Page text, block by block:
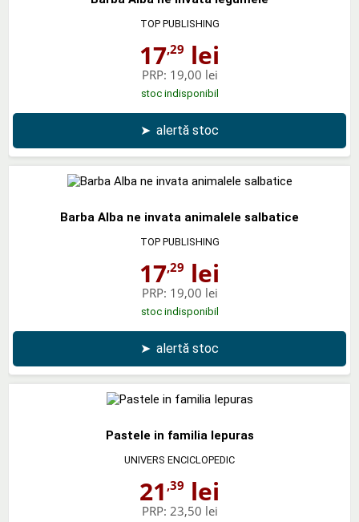
TOP PUBLISHING
17,29 lei
PRP: 19,00 lei
stoc indisponibil
➤ alertă stoc
Barba Alba ne invata animalele salbatice
TOP PUBLISHING
17,29 lei
PRP: 19,00 lei
stoc indisponibil
➤ alertă stoc
Pastele in familia Iepuras
UNIVERS ENCICLOPEDIC
21 ,39 lei
PRP: 23,50 lei